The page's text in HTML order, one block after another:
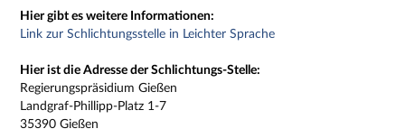
Hier gibt es weitere Informationen:
Link zur Schlichtungsstelle in Leichter Sprache
Hier ist die Adresse der Schlichtungs-Stelle:
Regierungspräsidium Gießen
Landgraf-Phillipp-Platz 1-7
35390 Gießen